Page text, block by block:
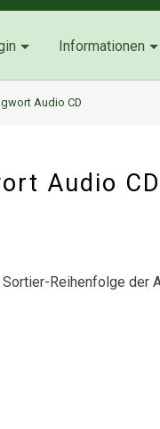
Informationen
Audio CD
Audio
Sortier-Reihenfolge der